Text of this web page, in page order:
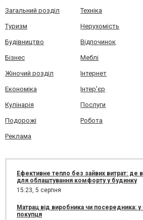
Загальний розділ Техніка
Туризм Нерухомість
Будівництво Відпочинок
Бізнес Меблі
Жіночий розділ Інтернет
Економіка Інтер'єр
Кулінарія Послуги
Подорожі Робота
Реклама
Ефективне тепло без зайвих витрат: де
для облаштування комфорту у будинку
15:23, 5 серпня
Матрац від виробника чи посередника:
покупця